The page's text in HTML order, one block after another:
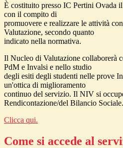
È costituito presso IC Pertini Ovada
con il compito di
promuovere e realizzare le attività
Valutazione, secondo quanto
indicato nella normativa.
Il Nucleo di Valutazione collaborerà
PdM e Invalsi e nello studio
degli esiti degli studenti nelle prove
un'ottica di miglioramento
continuo del servizio. Il NIV si
Rendicontazione/del Bilancio Sociale.
Clicca qui.
Come si accede al